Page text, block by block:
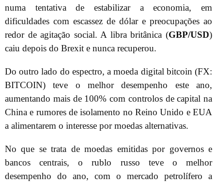
numa tentativa de estabilizar a economia, em
dificuldades com escassez de dólar e preocupações ao
redor de agitação social. A libra britânica (GBP/USD)
caiu depois do Brexit e nunca recuperou.
Do outro lado do espectro, a moeda digital bitcoin (FX:
BITCOIN) teve o melhor desempenho este ano,
aumentando mais de 100% com controlos de capital na
China e rumores de isolamento no Reino Unido e EUA
a alimentarem o interesse por moedas alternativas.
No que se trata de moedas emitidas por governos e
bancos centrais, o rublo russo teve o melhor
desempenho do ano, com o mercado petrolífero a